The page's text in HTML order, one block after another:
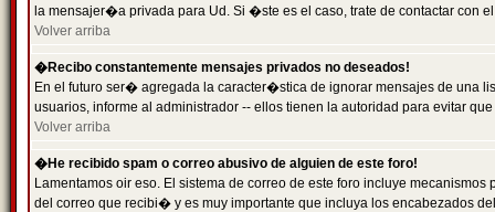
la mensajer�a privada para Ud. Si �ste es el caso, trate de contactar con
Volver arriba
�Recibo constantemente mensajes privados no deseados!
En el futuro ser� agregada la caracter�stica de ignorar mensajes de una
usuarios, informe al administrador -- ellos tienen la autoridad para evitar
Volver arriba
�He recibido spam o correo abusivo de alguien de este foro!
Lamentamos oir eso. El sistema de correo de este foro incluye
del correo que recibi� y es muy importante que incluya los encabezados